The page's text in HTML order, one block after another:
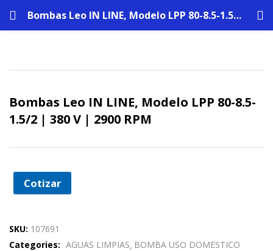
Bombas Leo IN LINE, Modelo LPP 80-8.5-1.5/2 | 380 V | 2900 RPM
Bombas Leo IN LINE, Modelo LPP 80-8.5-
1.5/2 | 380 V | 2900 RPM
Cotizar
SKU: 107691
Categories: AGUAS LIMPIAS BOMBA USO DOMESTICO